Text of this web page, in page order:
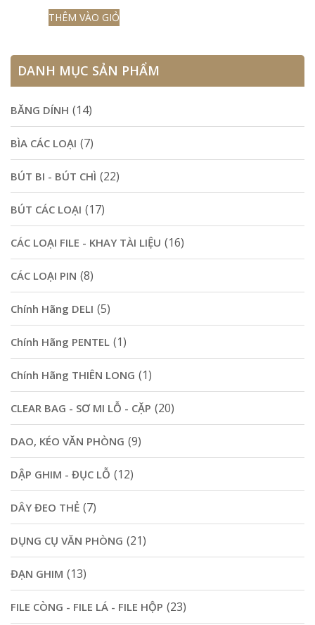
THÊM VÀO GIỎ
DANH MỤC SẢN PHẨM
BĂNG DÍNH (14)
BÌA CÁC LOẠI (7)
BÚT BI - BÚT CHÌ (22)
BÚT CÁC LOẠI (17)
CÁC LOẠI FILE - KHAY TÀI LIỆU (16)
CÁC LOẠI PIN (8)
Chính Hãng DELI (5)
Chính Hãng PENTEL (1)
Chính Hãng THIÊN LONG (1)
CLEAR BAG - SƠ MI LỖ - CẶP (20)
DAO, KÉO VĂN PHÒNG (9)
DẬP GHIM - ĐỤC LỖ (12)
DÂY ĐEO THẺ (7)
DỤNG CỤ VĂN PHÒNG (21)
ĐẠN GHIM (13)
FILE CÒNG - FILE LÁ - FILE HỘP (23)